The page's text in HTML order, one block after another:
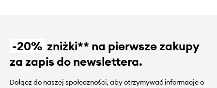
-20% zniżki** na pierwsze zakupy
za zapis do newslettera.
Dołącz do naszej społeczności, aby otrzymywać informacje o